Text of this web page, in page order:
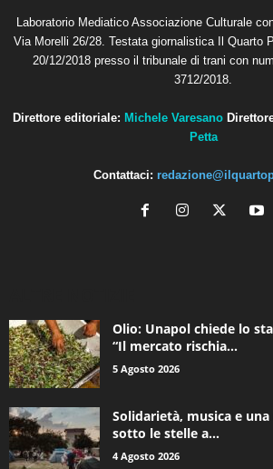
Laboratorio Mediatico Associazione Culturale
Via Morelli 26/28. Testata giornalistica Il Quarto
20/12/2018 presso il tribunale di trani con
3712/2018.
Direttore editoriale: Michele Varesano
Petta
Contattaci:
Olio: Unapol chiede lo
“Il mercato rischia...
5 Agosto 2026
Solidarietà, musica e
sotto le stelle a...
4 Agosto 2026